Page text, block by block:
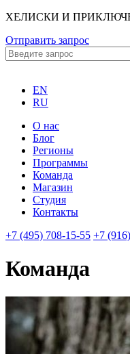
ХЕЛИСКИ И
Отправить запрос
EN
RU
О нас
Блог
Регионы
Программы
Команда
Магазин
Студия
Контакты
+7 (495) 708-15-55 +7
Команда